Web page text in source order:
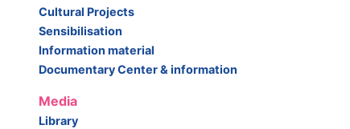
Cultural Projects
Sensibilisation
Information material
Documentary Center & information
Media
Library